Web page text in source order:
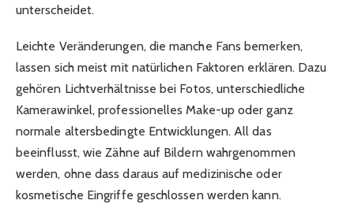
unterscheidet.
Leichte Veränderungen, die manche Fans bemerken,
lassen sich meist mit natürlichen Faktoren erklären. Dazu
gehören Lichtverhältnisse bei Fotos, unterschiedliche
Kamerawinkel, professionelles Make-up oder ganz
normale altersbedingte Entwicklungen. All das
beeinflusst, wie Zähne auf Bildern wahrgenommen
werden, ohne dass daraus auf medizinische oder
kosmetische Eingriffe geschlossen werden kann.